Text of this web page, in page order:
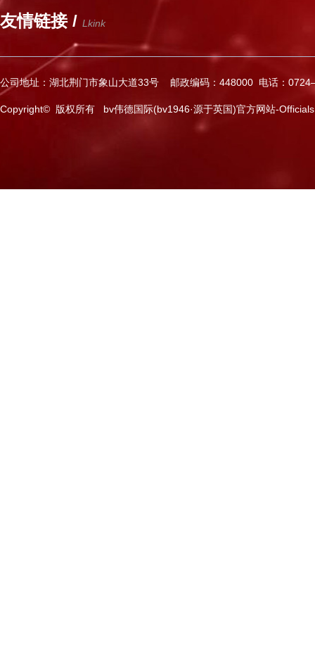
友情链接 / Lkink
公司地址：湖北荆门市象山大道33号 邮政编码：448000 电话：
Copyright© 版权所有 bv伟德国际(bv1946·源于英国)官方网站-